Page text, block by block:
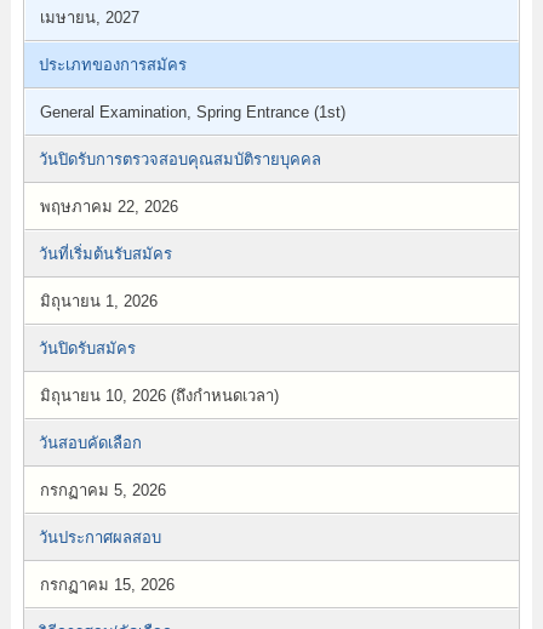
เมษายน, 2027
ประเภทของการสมัคร
General Examination, Spring Entrance (1st)
วันปิดรับการตรวจสอบคุณสมบัติรายบุคคล
พฤษภาคม 22, 2026
วันที่เริ่มต้นรับสมัคร
มิถุนายน 1, 2026
วันปิดรับสมัคร
มิถุนายน 10, 2026 (ถึงกำหนดเวลา)
วันสอบคัดเลือก
กรกฏาคม 5, 2026
วันประกาศผลสอบ
กรกฏาคม 15, 2026